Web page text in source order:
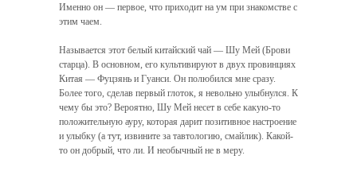
Именно он — первое, что приходит на ум при знакомстве с
этим чаем.
Называется этот белый китайский чай — Шу Мей (Брови
старца). В основном, его культивируют в двух провинциях
Китая — Фуцзянь и Гуанси. Он полюбился мне сразу.
Более того, сделав первый глоток, я невольно улыбнулся. К
чему бы это? Вероятно, Шу Мей несет в себе какую-то
положительную ауру, которая дарит позитивное настроение
и улыбку (а тут, извините за тавтологию, смайлик). Какой-
то он добрый, что ли. И необычный не в меру.